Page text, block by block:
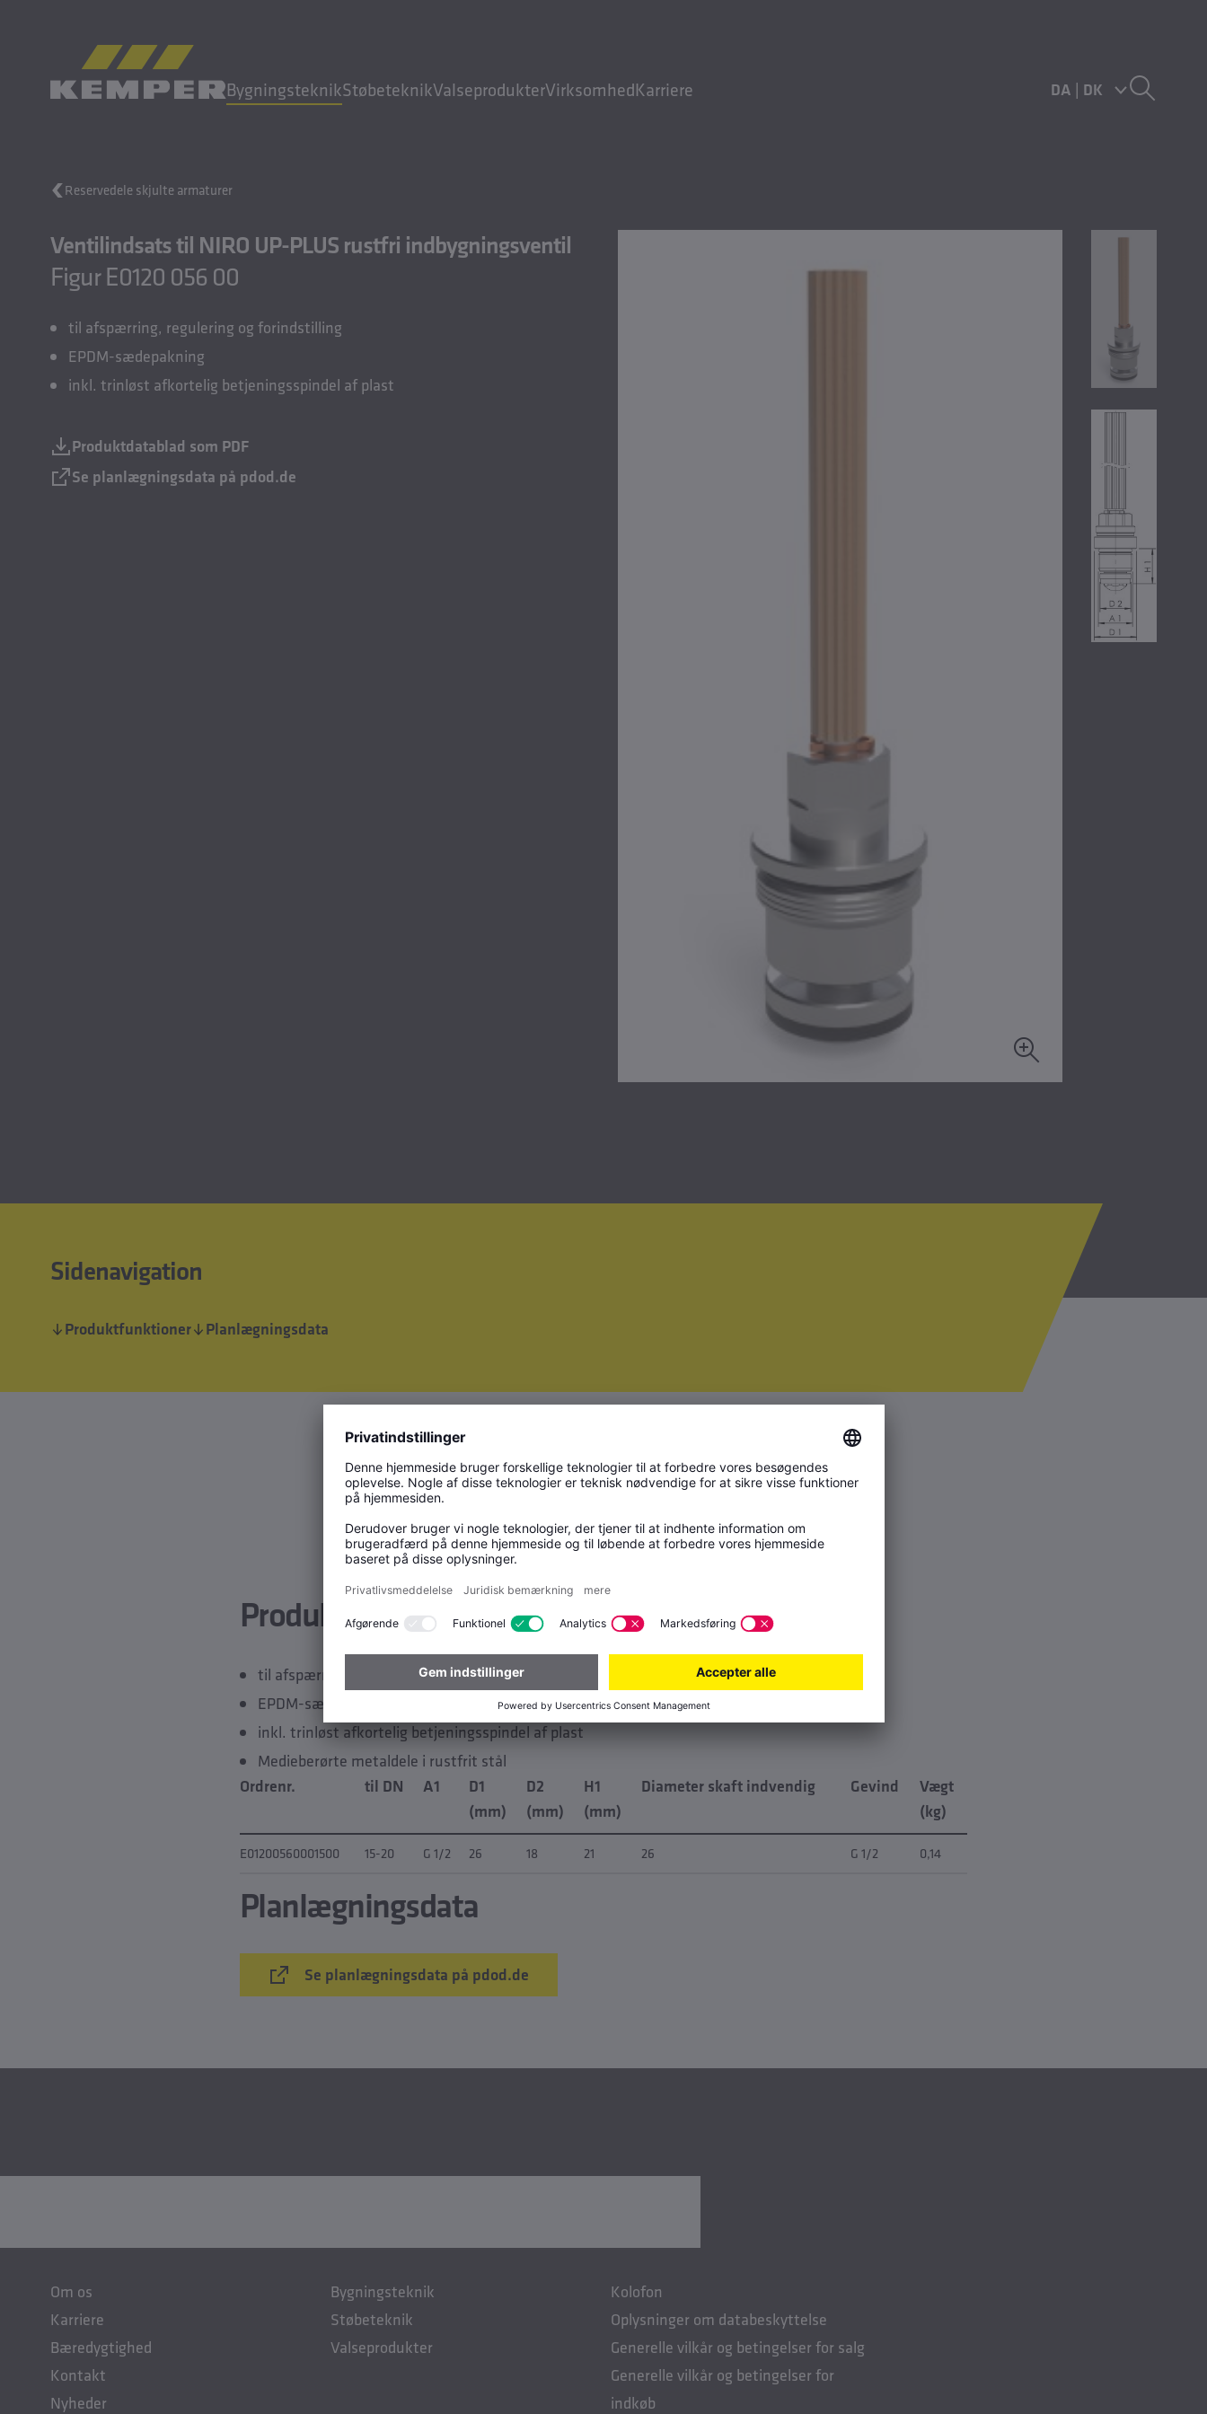
BygningsteknikStøbeteknikValseprodukterVirksomhedKarriere DA | DK
MENU
Støbeteknik
Valseprodukter
Virksomhed
Karriere
DA| DK Sprogskifter
Reservedele skjulte armaturer
Ventilindsats til NIRO UP-PLUS rustfri indbygningsventil
Figur E0120 056 00
til afspærring, regulering og forindstilling
EPDM-sædepakning
inkl. trinløst afkortelig betjeningsspindel af plast
Produktdatablad som PDF
Se planlægningsdata på pdod.de
Sidenavigation
Produktfunktioner Planlægningsdata
Produktegenskaber
til afspærring, regulering og forindstilling
EPDM-sædepakning
inkl. trinløst afkortelig betjeningsspindel af plast
Medieberørte metaldele i rustfrit stål
Ordrenr.
til DN A1
D1
(mm)
D2
(mm)
H1
(mm)
Diameter skaft indvendig Gevind
Vægt
(kg)
E01200560001500 15-20 G 1/2 26 18 21 26 G 1/2 0,14
Planlægningsdata
Se planlægningsdata på pdod.de
Om os
Karriere
Bæredygtighed
Kontakt
Nyheder
Bygningsteknik
Støbeteknik
Valseprodukter
Kolofon
Oplysninger om databeskyttelse
Generelle vilkår og betingelser for salg
Generelle vilkår og betingelser for
indkøb